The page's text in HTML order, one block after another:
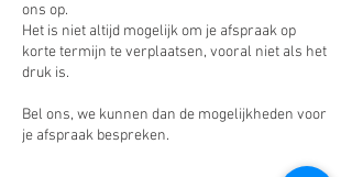
ons op.
Het is niet altijd mogelijk om je afspraak op
korte termijn te verplaatsen, vooral niet als het
druk is.
Bel ons, we kunnen dan de mogelijkheden voor
je afspraak bespreken.